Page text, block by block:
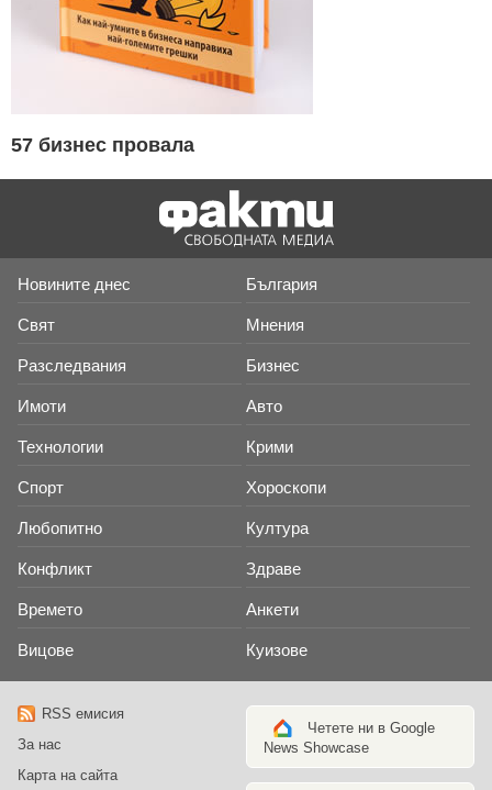
57 бизнес провала
Новините днес България
Свят Мнения
Разследвания Бизнес
Имоти Авто
Технологии Крими
Спорт Хороскопи
Любопитно Култура
Конфликт Здраве
Времето Анкети
Вицове Куизове
RSS емисия
За нас
Карта на сайта
Четете ни в Google
News Showcase